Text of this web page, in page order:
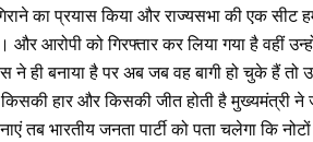
का प्रयास किया और राज्यसभा की एक सीट
आरोपी को गिरफ्तार कर लिया गया है वहीं
ने ही बनाया है पर अब जब वह बागी हो चुके हैं तो
हार और किसकी जीत होती है मुख्यमंत्री ने
तब भारतीय जनता पार्टी को पता चलेगा कि